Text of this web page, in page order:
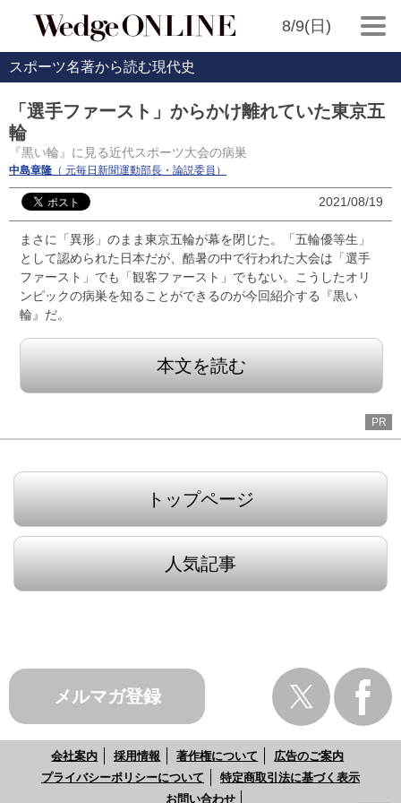
8/9(日)
スポーツ名著から読む現代史
「選手ファースト」からかけ離れていた東京五
輪
『黒い輪』に見る近代スポーツ大会の病巣
中島章隆 （ 元毎日新聞運動部長・論説委員）
2021/08/19
まさに「異形」のまま東京五輪が幕を閉じた。「五輪優等生」
として認められた日本だが、酷暑の中で行われた大会は「選手
ファースト」でも「観客ファースト」でもない。こうしたオリ
ンピックの病巣を知ることができるのが今回紹介する『黒い
輪』だ。
本文を読む
PR
トップページ
人気記事
メルマガ登録
会社案内 採用情報 著作権について
広告のご案内
プライバシーポリシーについて
特定商取引法に基づく表示
お問い合わせ